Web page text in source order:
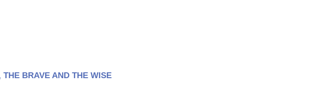
BRAVE AND THE WISE